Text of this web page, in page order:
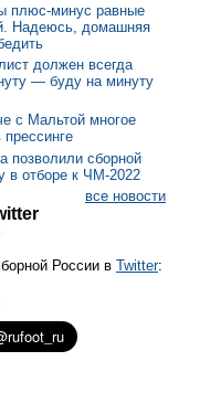
плюс-минус равные
Надеюсь, домашняя
должен всегда
— буду на минуту
с Мальтой многое
позволили сборной
в отборе к ЧМ-2022
все новости
России в Twitter: